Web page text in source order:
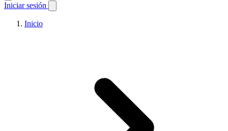
Iniciar sesión
Inicio